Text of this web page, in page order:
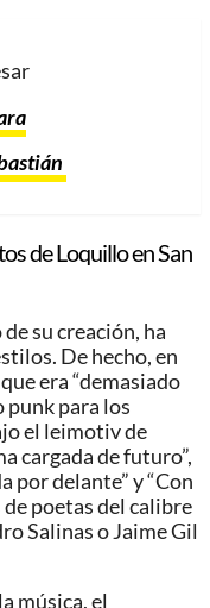
de Loquillo en San
su creación, ha
De hecho, en
era “demasiado
punk para los
el leimotiv de
cargada de futuro”,
por delante” y “Con
de poetas del calibre
Salinas o Jaime Gil
música, el